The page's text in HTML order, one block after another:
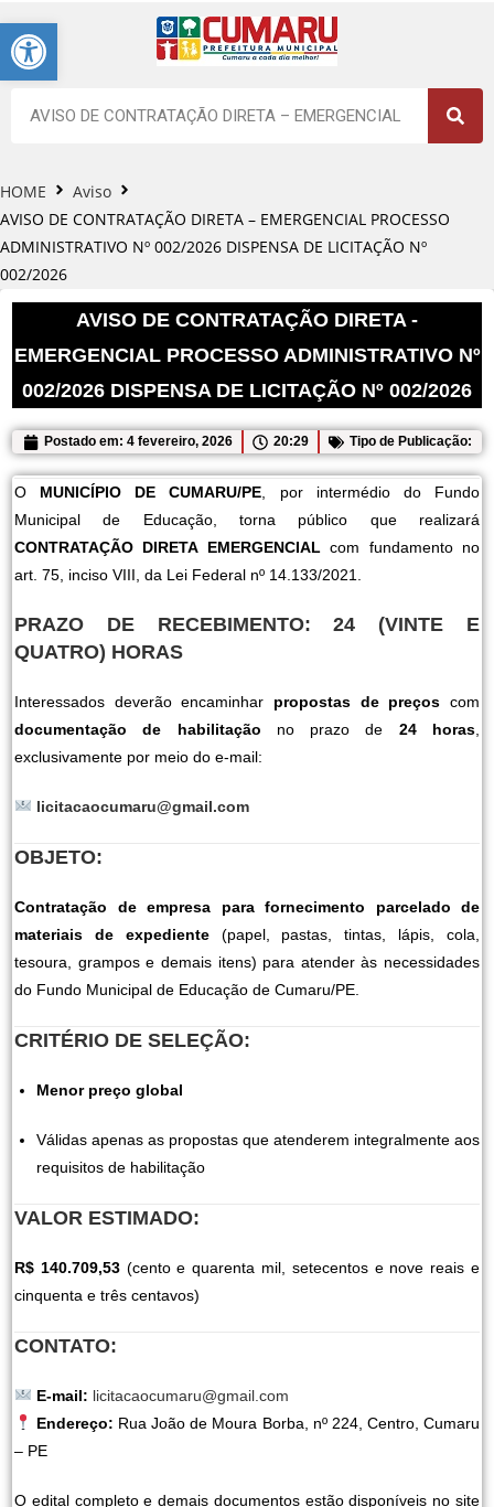
Barra de Ferramentas Aberta
HOME
Aviso
AVISO DE CONTRATAÇÃO DIRETA – EMERGENCIAL PROCESSO
ADMINISTRATIVO Nº 002/2026 DISPENSA DE LICITAÇÃO Nº
002/2026
AVISO DE CONTRATAÇÃO DIRETA -
EMERGENCIAL PROCESSO ADMINISTRATIVO Nº
002/2026 DISPENSA DE LICITAÇÃO Nº 002/2026
Postado em: 4 fevereiro, 2026 20:29 Tipo de Publicação:
O MUNICÍPIO DE CUMARU/PE , por intermédio do Fundo
Municipal de Educação, torna público que realizará
CONTRATAÇÃO DIRETA EMERGENCIAL com fundamento no
art. 75, inciso VIII, da Lei Federal nº 14.133/2021.
PRAZO DE RECEBIMENTO: 24 (VINTE E
QUATRO) HORAS
Interessados deverão encaminhar propostas de preços com
documentação de habilitação no prazo de 24 horas
exclusivamente por meio do e-mail:
licitacaocumaru@gmail.com
OBJETO:
Contratação de empresa para fornecimento parcelado de
materiais de expediente(papel, pastas, tintas, lápis, cola,
tesoura, grampos e demais itens) para atender às necessidades
do Fundo Municipal de Educação de Cumaru/PE.
CRITÉRIO DE SELEÇÃO:
Menor preço global
Válidas apenas as propostas que atenderem integralmente aos
requisitos de habilitação
VALOR ESTIMADO:
R$ 140.709,53(cento e quarenta mil, setecentos e nove reais e
cinquenta e três centavos)
CONTATO:
E-mail: licitacaocumaru@gmail.com
Endereço: Rua João de Moura Borba, nº 224, Centro, Cumaru
– PE
O edital completo e demais documentos estão disponíveis no site